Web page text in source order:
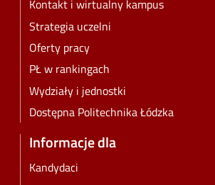
Kontakt i wirtualny kampus
Strategia uczelni
Oferty pracy
PŁ w rankingach
Wydziały i jednostki
Dostępna Politechnika Łódzka
Informacje dla
Kandydaci